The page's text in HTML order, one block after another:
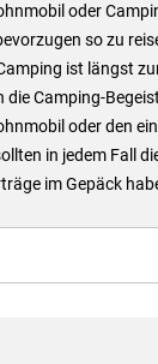
oder
so zu
ist längst
die Camping-
oder den
in jedem Fall
im Gepäck